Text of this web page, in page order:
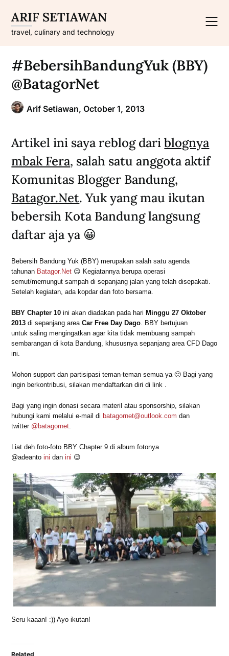
content
ARIF SETIAWAN
travel, culinary and technology
#BebersihBandungYuk (BBY)
@BatagorNet
Arif Setiawan,October 1, 2013
Artikel ini saya reblog dariblognya
mbak Fera, salah satu anggota aktif
Komunitas Blogger Bandung,
Batagor.Net. Yuk yang mau ikutan
bebersih Kota Bandung langsung
daftar aja ya 😀
Bebersih Bandung Yuk (BBY) merupakan salah satu agenda
tahunan Batagor.Net 😉 Kegiatannya berupa operasi
semut/memungut sampah di sepanjang jalan yang telah disepakati.
Setelah kegiatan, ada kopdar dan foto bersama.
BBY Chapter 10 ini akan diadakan pada hari Minggu 27 Oktober
2013 di sepanjang areaCar Free Day Dago . BBY bertujuan
untuk saling mengingatkan agar kita tidak membuang sampah
sembarangan di kota Bandung, khususnya sepanjang area CFD Dago
ini.
Mohon support dan partisipasi teman-teman semua ya 🙂 Bagi yang
ingin berkontribusi, silakan mendaftarkan diri di link .
Bagi yang ingin donasi secara materil atau sponsorship, silakan
hubungi kami melalui e-mail di batagornet@outlook.com dan
twitter @batagornet
Liat deh foto-foto BBY Chapter 9 di album fotonya
@adeantoini danini 😉
Seru kaaan! :)) Ayo ikutan!
Related